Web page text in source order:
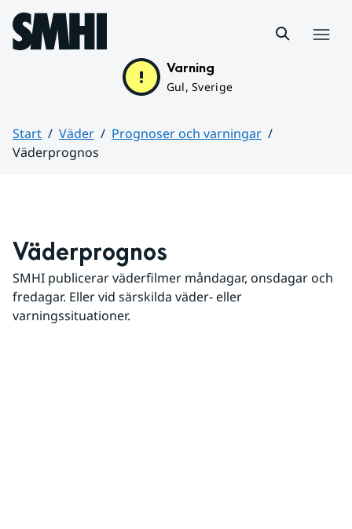
Hoppa till sidans innehåll
Varning
Gul, Sverige
Start Väder
Prognoser och varningar
Väderprognos
Väderprognos
SMHI publicerar väderfilmer måndagar, onsdagar och
fredagar. Eller vid särskilda väder- eller
varningssituationer.